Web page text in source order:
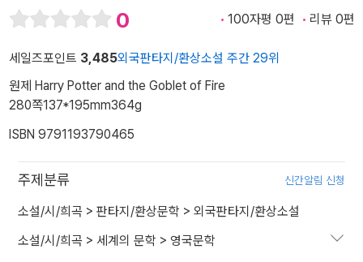
0 100자평 0편 리뷰 0편
세일즈포인트 3,485외국판타지/환상소설 주간 29위
원제 Harry Potter and the Goblet of Fire
280쪽137*195mm364g
ISBN 9791193790465
주제분류 신간알림 신청
소설/시/희곡 > 판타지/환상문학 > 외국판타지/환상소설
소설/시/희곡 > 세계의 문학 > 영국문학